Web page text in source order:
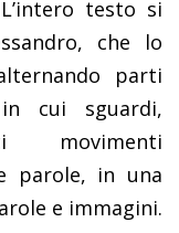
testo si
che lo
parti
cui sguardi,
movimenti
parole, in una
e immagini.